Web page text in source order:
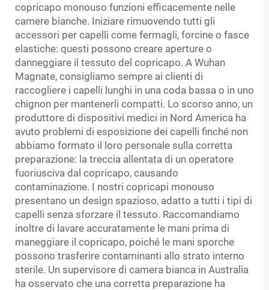
copricapo monouso funzioni efficacemente nelle
camere bianche. Iniziare rimuovendo tutti gli
accessori per capelli come fermagli, forcine o fasce
elastiche: questi possono creare aperture o
danneggiare il tessuto del copricapo. A Wuhan
Magnate, consigliamo sempre ai clienti di
raccogliere i capelli lunghi in una coda bassa o in uno
chignon per mantenerli compatti. Lo scorso anno, un
produttore di dispositivi medici in Nord America ha
avuto problemi di esposizione dei capelli finché non
abbiamo formato il loro personale sulla corretta
preparazione: la treccia allentata di un operatore
fuoriusciva dal copricapo, causando
contaminazione. I nostri copricapi monouso
presentano un design spazioso, adatto a tutti i tipi di
capelli senza sforzare il tessuto. Raccomandiamo
inoltre di lavare accuratamente le mani prima di
maneggiare il copricapo, poiché le mani sporche
possono trasferire contaminanti allo strato interno
sterile. Un supervisore di camera bianca in Australia
ha osservato che una corretta preparazione ha